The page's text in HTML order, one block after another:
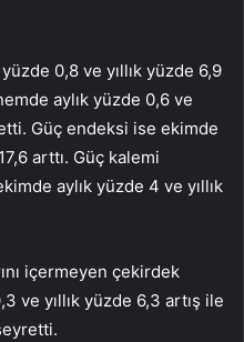
0,8 ve yıllık yüzde 6,9
aylık yüzde 0,6 ve
Güç endeksi ise ekimde
arttı. Güç kalemi
aylık yüzde 4 ve yıllık
içermeyen çekirdek
ve yıllık yüzde 6,3 artış ile